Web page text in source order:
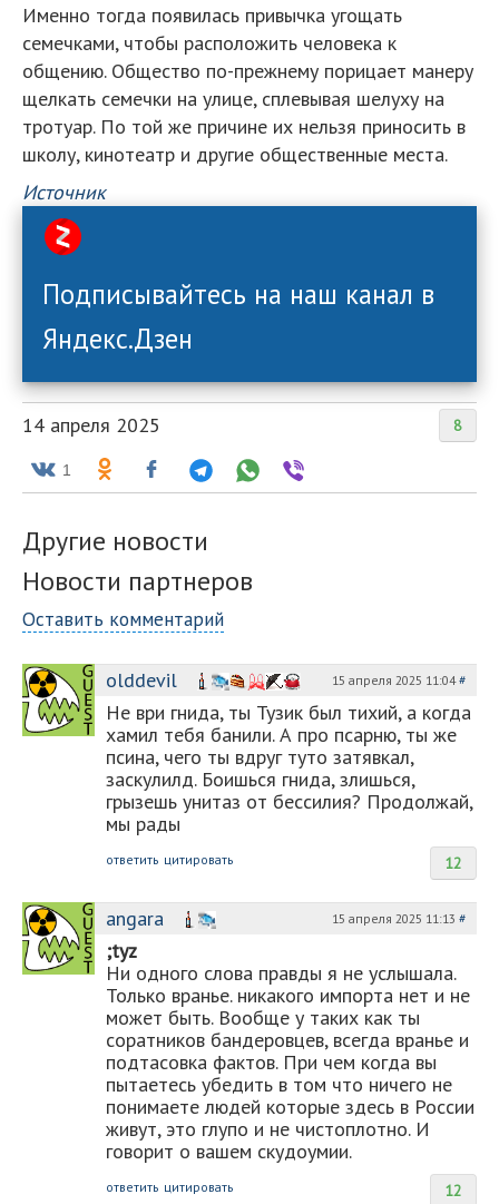
Именно тогда появилась привычка угощать
семечками, чтобы расположить человека к
общению. Общество по-прежнему порицает манеру
щелкать семечки на улице, сплевывая шелуху на
тротуар. По той же причине их нельзя приносить в
школу, кинотеатр и другие общественные места.
Источник
Подписывайтесь на наш канал в
Яндекс.Дзен
8
14 апреля 2025
1
Другие новости
Новости партнеров
Оставить комментарий
olddevil 15 апреля 2025 11:04#
Не ври гнида, ты Тузик был тихий, а когда
хамил тебя банили. А про псарню, ты же
псина, чего ты вдруг туто затявкал,
заскулилд. Боишься гнида, злишься,
грызешь унитаз от бессилия? Продолжай,
мы рады
12
ответить цитировать
angara 15 апреля 2025 11:13 #
;tyz
Ни одного слова правды я не услышала.
Только вранье. никакого импорта нет и не
может быть. Вообще у таких как ты
соратников бандеровцев, всегда вранье и
подтасовка фактов. При чем когда вы
пытаетесь убедить в том что ничего не
понимаете людей которые здесь в России
живут, это глупо и не чистоплотно. И
говорит о вашем скудоумии.
12
ответить цитировать